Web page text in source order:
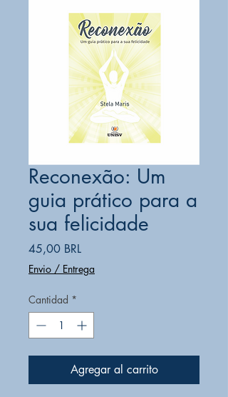
Reconexão: Um
guia prático para a
sua felicidade
45,00 BRLPrecio
Envio / Entrega
Cantidad *
Agregar al carrito